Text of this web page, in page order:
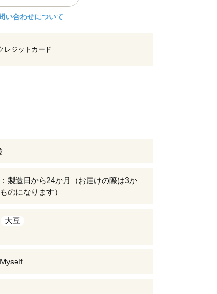
い合わせについて
レジットカード
製造日から24か月（お届けの際は3か
のになります）
大豆